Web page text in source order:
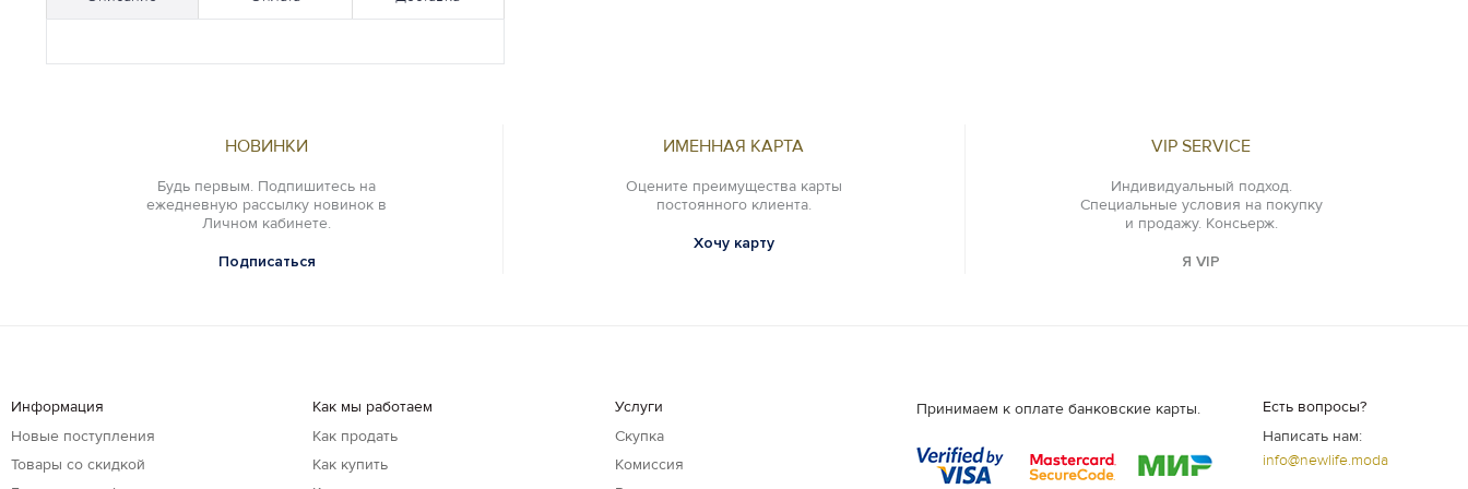
НОВИНКИ
Будь первым. Подпишитесь на
ежедневную рассылку новинок в
Личном кабинете.
Подписаться
ИМЕННАЯ КАРТА
Оцените преимущества карты
постоянного клиента.
Хочу карту
VIP SERVICE
Индивидуальный подход.
Специальные условия на покупку
и продажу. Консьерж.
Я VIP
Информация
Новые поступления
Товары со скидкой
Как мы работаем
Как продать
Как купить
Услуги
Скупка
Комиссия
Принимаем к оплате банковские карты.
Есть вопросы?
Написать нам:
info@newlife.moda